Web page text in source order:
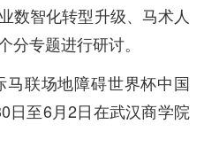
数智化转型升级、马术人
分专题进行研讨。
联场地障碍世界杯中国
日至6月2日在武汉商学院